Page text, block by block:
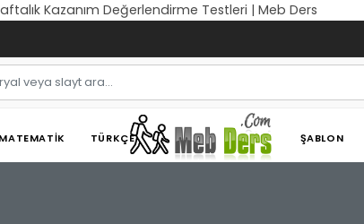
Kazanım Değerlendirme Testleri | Meb Ders
MATEMATIK TÜRKÇE ŞABLON